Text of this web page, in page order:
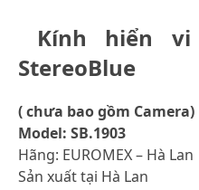
Kính hiển
StereoBlue
( chưa bao gồm Camera)
Model: SB.1903
Hãng: EUROMEX – Hà Lan
Sản xuất tại Hà Lan